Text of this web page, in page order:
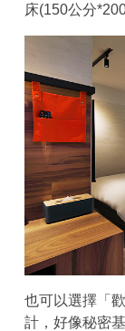
床(150公分
也可以選擇「
計，好像秘密